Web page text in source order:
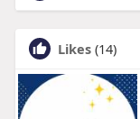
Likes (14)